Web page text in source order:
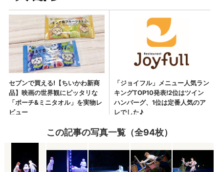
この記事の写真一覧（全94枚）